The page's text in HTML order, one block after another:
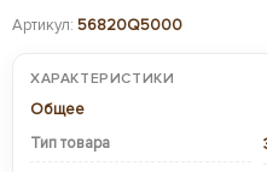
Артикул: 56820Q5000
ХАРАКТЕРИСТИКИ
Общее
Тип товара